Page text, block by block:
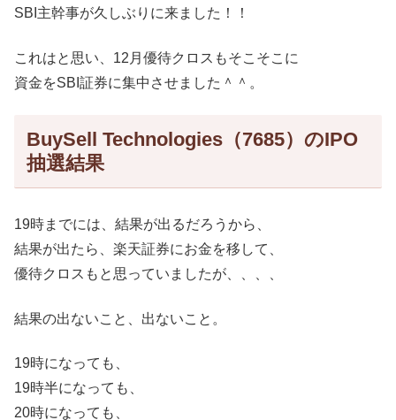
SBI主幹事が久しぶりに来ました！！
これはと思い、12月優待クロスもそこそこに
資金をSBI証券に集中させました＾＾。
BuySell Technologies（7685）のIPO
抽選結果
19時までには、結果が出るだろうから、
結果が出たら、楽天証券にお金を移して、
優待クロスもと思っていましたが、、、、
結果の出ないこと、出ないこと。
19時になっても、
19時半になっても、
20時になっても、